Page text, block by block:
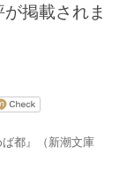
掲載されま
ば都』（新潮文庫